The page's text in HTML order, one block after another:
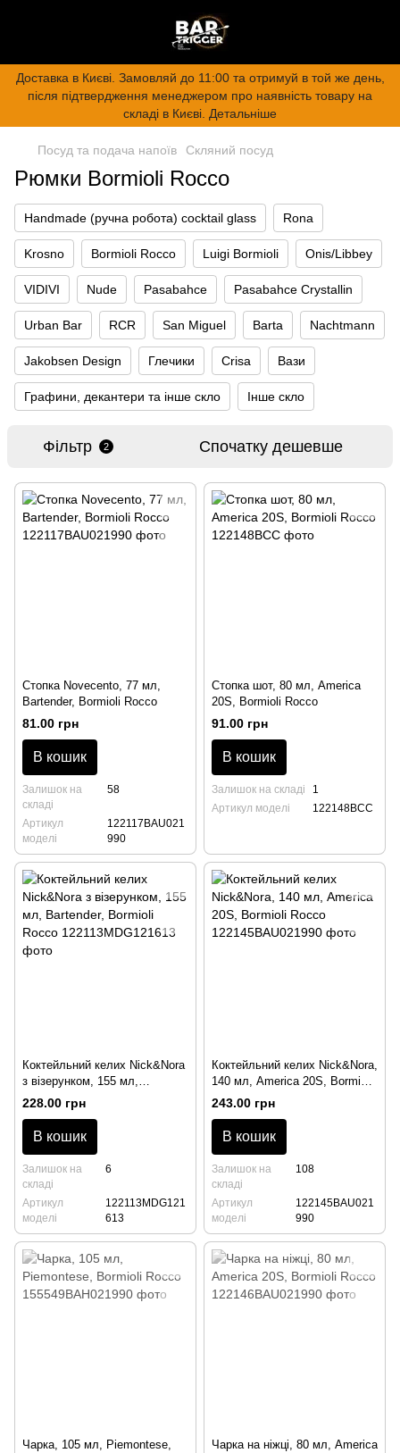
Доставка в Києві. Замовляй до 11:00 та отримуй в той же день,
після підтвердження менеджером про наявність товару на
складі в Києві. Детальніше
Посуд та подача напоїв Скляний посуд
Рюмки Bormioli Rocco
Handmade (ручна робота) cocktail glass Rona
Krosno Bormioli Rocco Luigi Bormioli Onis/Libbey
VIDIVI Nude Pasabahce Pasabahce Crystallin
Urban Bar RCR San Miguel Barta Nachtmann
Jakobsen Design Глечики Crisa Вази
Графини, декантери та інше скло Інше скло
Фільтр 2 Спочатку дешевше
Стопка Novecento, 77 мл,
Bartender, Bormioli Rocco
81.00 грн
В кошик
Залишок на
складі
58
Артикул
моделі
122117BAU021
990
Стопка шот, 80 мл, America
20S, Bormioli Rocco
91.00 грн
В кошик
Залишок на складі
1
Артикул моделі
122148BCC
Коктейльний келих Nick&Nora
з візерунком, 155 мл,
Bartender, Bormioli Rocco
228.00 грн
В кошик
Залишок на
складі
6
Артикул
моделі
122113MDG121
613
Коктейльний келих Nick&Nora,
140 мл, America 20S, Bormioli
Rocco
243.00 грн
В кошик
Залишок на
складі
108
Артикул
моделі
122145BAU021
990
Чарка, 105 мл, Piemontese,
Чарка на ніжці, 80 мл, America